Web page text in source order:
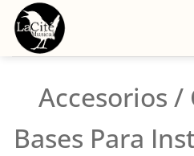
Accesorios /
Bases Para